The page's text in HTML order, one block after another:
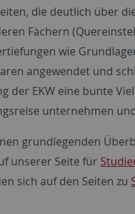
die deutlich über
Fächern
wie
angewendet und
der EKW eine bunte
unternehmen
grundlegenden
unserer Seite für
sich auf den Seiten zu